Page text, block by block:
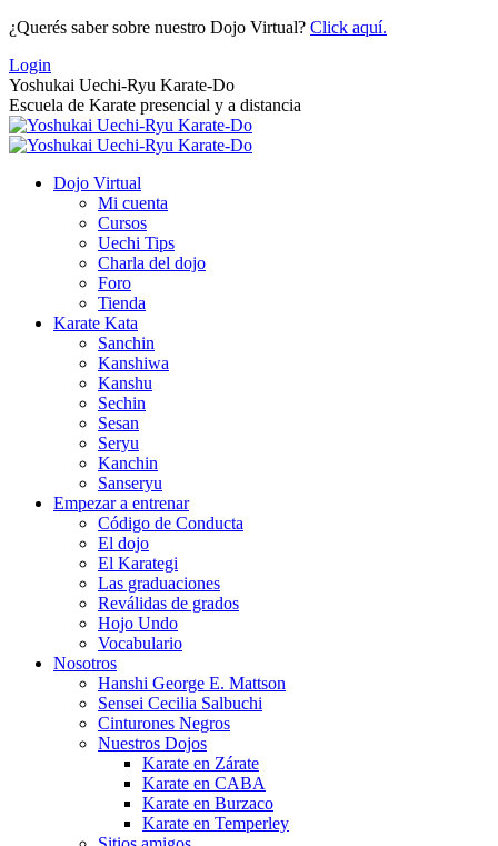
Saltar
contenido
¿Querés saber sobre nuestro Dojo Virtual? Click aquí.
Login
Yoshukai Uechi-Ryu Karate-Do
Escuela de Karate presencial y a distancia
Dojo Virtual
Mi cuenta
Cursos
Uechi Tips
Charla del dojo
Foro
Tienda
Karate Kata
Sanchin
Kanshiwa
Kanshu
Sechin
Sesan
Seryu
Kanchin
Sanseryu
Empezar a entrenar
Código de Conducta
El dojo
El Karategi
Las graduaciones
Reválidas de grados
Hojo Undo
Vocabulario
Nosotros
Hanshi George E. Mattson
Sensei Cecilia Salbuchi
Cinturones Negros
Nuestros Dojos
Karate en Zárate
Karate en CABA
Karate en Burzaco
Karate en Temperley